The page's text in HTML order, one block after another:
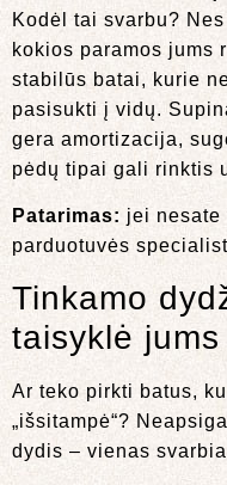
Kodėl tai svarbu?
kokios paramos jums
stabilūs batai, kurie
pasisukti į vidų.
gera amortizacija,
pėdų tipai gali rinktis
Patarimas: jei nesate
parduotuvės
Tinkamo
taisyklė
Ar teko pirkti batus,
„išsitampė“?
dydis – vienas